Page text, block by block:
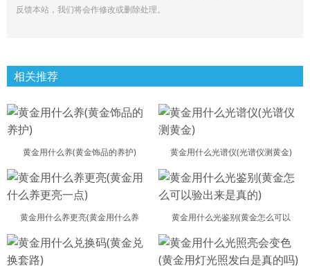
反馈本站，我们将会作修改或删除处理。
相关推荐
黄金用什么养(黄金饰品的养护) 黄金用什么光谱仪(光谱仪测黄金)
黄金用什么养更亮(黄金用什么养 黄金用什么光鉴别(黄金怎么可以